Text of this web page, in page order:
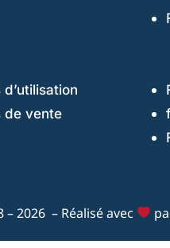
de vente
2026 – Réalisé avec